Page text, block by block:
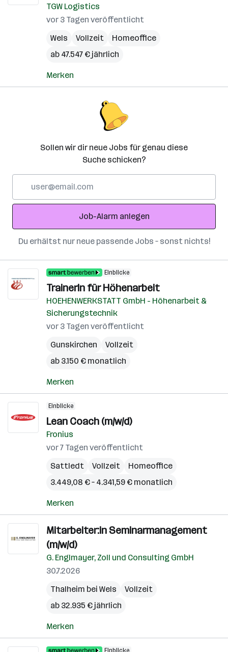
TGW Logistics
vor 3 Tagen veröffentlicht
Wels
Vollzeit
Homeoffice
ab 47.547 € jährlich
Merken
Sollen wir dir neue Jobs für genau diese
Suche schicken?
Adresse
Job-Alarm anlegen
Du erhältst nur neue passende Jobs – sonst nichts!
Einblicke
TrainerIn für Höhenarbeit
HOEHENWERKSTATT GmbH - Höhenarbeit &
Sicherungstechnik
vor 3 Tagen veröffentlicht
Gunskirchen
Vollzeit
ab 3.150 € monatlich
Merken
Einblicke
Lean Coach (m/w/d)
Fronius
vor 7 Tagen veröffentlicht
Sattledt
Vollzeit
Homeoffice
3.449,08 € – 4.341,59 € monatlich
Merken
Mitarbeiter:in Seminarmanagement
(m/w/d)
G. Englmayer, Zoll und Consulting GmbH
30.7.2026
Thalheim bei Wels
Vollzeit
ab 32.935 € jährlich
Merken
Einblicke